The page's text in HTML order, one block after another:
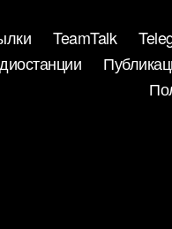
TeamTalk